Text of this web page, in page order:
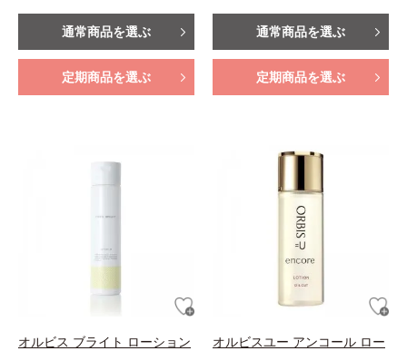
通常商品を選ぶ
定期商品を選ぶ
通常商品を選ぶ
定期商品を選ぶ
オルビス ブライト ローション
オルビスユー アンコール ロー